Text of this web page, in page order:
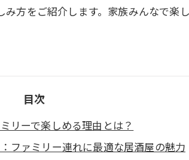
方をご紹介します。家族みんなで楽
目次
リーで楽しめる理由とは？
ファミリー連れに最適な居酒屋の魅力